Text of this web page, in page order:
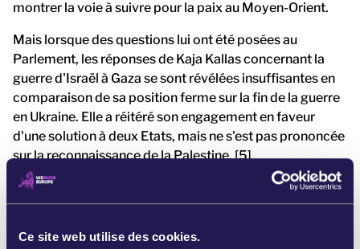
Ce site web utilise des cookies.
montrer la voie à suivre pour la paix au Moyen-Orient.
Mais lorsque des questions lui ont été posées au
Parlement, les réponses de Kaja Kallas concernant la
guerre d'Israël à Gaza se sont révélées insuffisantes en
comparaison de sa position ferme sur la fin de la guerre
en Ukraine. Elle a réitéré son engagement en faveur
d'une solution à deux Etats, mais ne s'est pas prononcée
sur la reconnaissance de la Palestine. [5]
L'UE ne peut plus rester les bras croisés face aux
horreurs qui se déroulent en Palestine et en Israël. Des